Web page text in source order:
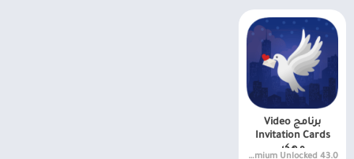
برنامج Video
Invitation Cards
مهكر
43.0 Premium Unlocked